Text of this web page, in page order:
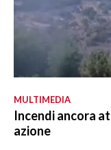
MULTIMEDIA
Incendi ancora
azione